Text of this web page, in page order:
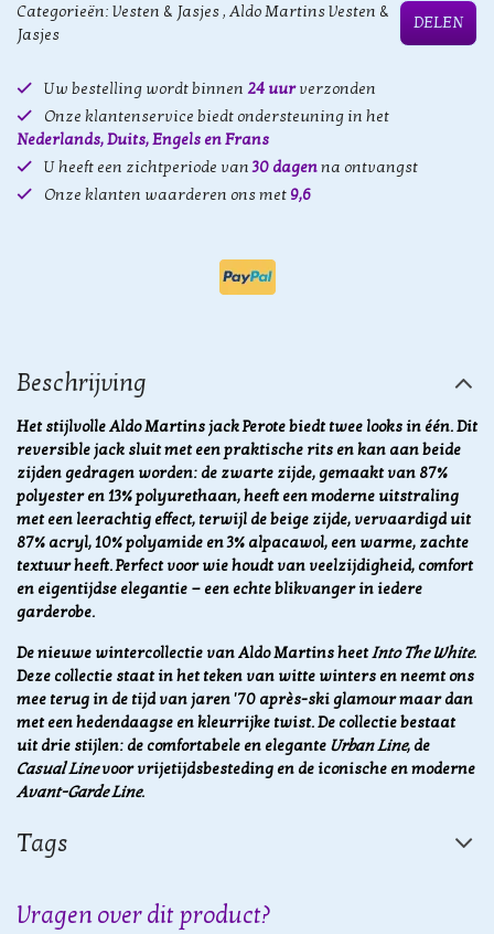
Categorieën: Vesten & Jasjes, Aldo Martins Vesten &
Jasjes
DELEN
Uw bestelling wordt binnen 24 uurverzonden
Onze klantenservice biedt ondersteuning in het
Nederlands, Duits, Engels en Frans
U heeft een zichtperiode van30 dagenna ontvangst
Onze klanten waarderen ons met 9,6
Beschrijving
Het stijlvolle Aldo Martins jack Perote biedt twee looks in één. Dit
reversible jack sluit met een praktische rits en kan aan beide
zijden gedragen worden: de zwarte zijde, gemaakt van 87%
polyester en 13% polyurethaan, heeft een moderne uitstraling
met een leerachtig effect, terwijl de beige zijde, vervaardigd uit
87% acryl, 10% polyamide en 3% alpacawol, een warme, zachte
textuur heeft. Perfect voor wie houdt van veelzijdigheid, comfort
en eigentijdse elegantie — een echte blikvanger in iedere
garderobe.
De nieuwe wintercollectie van Aldo Martins heetInto The White.
Deze collectie staat in het teken van witte winters en neemt ons
mee terug in de tijd van jaren '70 après-ski glamour maar dan
met een hedendaagse en kleurrijke twist. De collectie bestaat
uit drie stijlen: de comfortabele en elegante Urban Line, de
Casual Linevoor vrijetijdsbesteding en de iconische en moderne
Avant-Garde Line.
Tags
Vragen over dit product?